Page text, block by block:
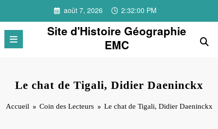
contenu
août 7, 2026 2:32:00 PM
Site d'Histoire Géographie
EMC
Le chat de Tigali, Didier Daeninckx
Accueil Coin des Lecteurs Le chat de Tigali, Didier Daeninckx